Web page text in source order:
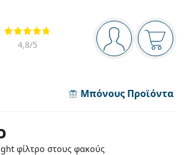
Πίνακας πλοήγησης
Είστε
Το
4,8/5
Μπόνους Προϊόντα
φίλτρο στους φακούς